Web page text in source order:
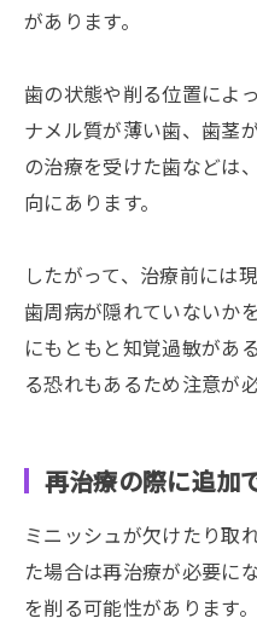
があります。
歯の状態や削る位置によ
ナメル質が薄い歯、歯茎
の治療を受けた歯などは
向にあります。
したがって、治療前には
歯周病が隠れていないか
にもともと知覚過敏があ
る恐れもあるため注意が必
再治療の際に追加
ミニッシュが欠けたり取
た場合は再治療が必要に
を削る可能性があります。